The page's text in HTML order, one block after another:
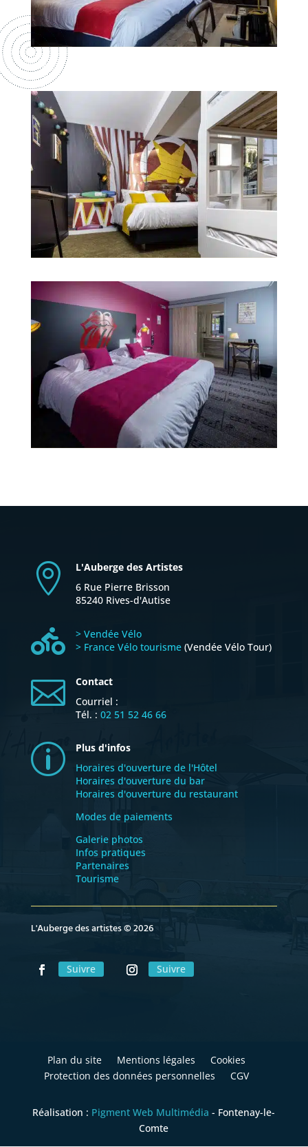
Chambre 3 - Théâtre
1 à 4 personnes
Chambre 2 - Cirque
1 à 4 personnes

L'Auberge des Artistes
6 Rue Pierre Brisson
85240 Rives-d'Autise

> Vendée Vélo
> France Vélo tourisme(Vendée Vélo Tour)

Contact
Courriel :
Tél. : 02 51 52 46 66
p
Plus d'infos
Horaires d'ouverture de l'Hôtel
Horaires d'ouverture du bar
Horaires d'ouverture du restaurant
Modes de paiements
Galerie photos
Infos pratiques
Partenaires
Tourisme
L'Auberge des artistes © 2026
Suivre Suivre
Plan du site Mentions légales
Cookies
Protection des données personnelles
CGV
Réalisation : Pigment Web Multimédia - Fontenay-le-
Comte